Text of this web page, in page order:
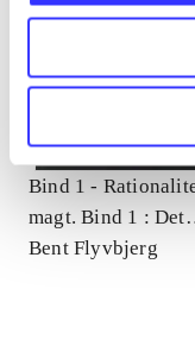
Bind 1 -
magt. Bind 1 : Det
konkretes
Bent Flyvbjerg